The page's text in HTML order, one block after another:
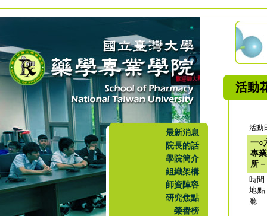
最新消息
院長的話
學院簡介
組織架構
師資陣容
研究焦點
榮譽榜
活動
活動
一○
專
所
時間
地點
廳